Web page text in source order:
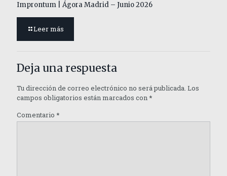
Improntum | Ágora Madrid – Junio 2026
Leer más
Deja una respuesta
Tu dirección de correo electrónico no será publicada. Los
campos obligatorios están marcados con*
Comentario *